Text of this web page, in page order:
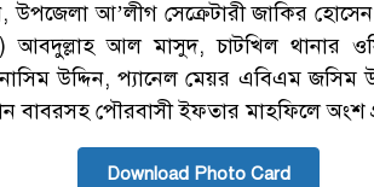
উপজেলা আ’লীগ সেক্রেটারী জাকির
আবদুল্লাহ আল মাসুদ, চাটখিল থানার
উদ্দিন, প্যানেল মেয়র এবিএম জসিম
বাবরসহ পৌরবাসী ইফতার মাহফিলে অংশ
Download Photo Card